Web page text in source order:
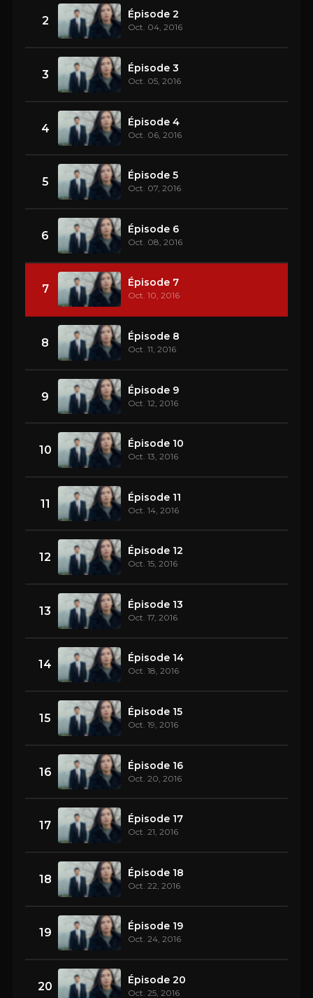
2 Épisode 2
Oct. 04, 2016
3 Épisode 3
Oct. 05, 2016
4 Épisode 4
Oct. 06, 2016
5 Épisode 5
Oct. 07, 2016
6 Épisode 6
Oct. 08, 2016
7 Épisode 7
Oct. 10, 2016
8 Épisode 8
Oct. 11, 2016
9 Épisode 9
Oct. 12, 2016
10 Épisode 10
Oct. 13, 2016
11 Épisode 11
Oct. 14, 2016
12 Épisode 12
Oct. 15, 2016
13 Épisode 13
Oct. 17, 2016
14 Épisode 14
Oct. 18, 2016
15 Épisode 15
Oct. 19, 2016
16 Épisode 16
Oct. 20, 2016
17 Épisode 17
Oct. 21, 2016
18 Épisode 18
Oct. 22, 2016
19 Épisode 19
Oct. 24, 2016
20 Épisode 20
Oct. 25, 2016